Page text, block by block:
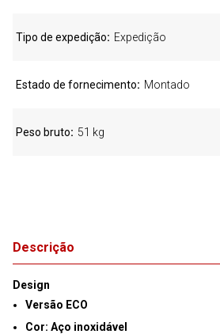
Descrição
Design
Versão ECO
Cor: Aço inoxidável
Tipo de expedição Expedição
Estado de fornecimento Montado
Peso bruto 51 kg